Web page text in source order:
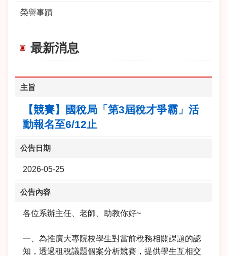
榮譽事蹟
最新消息
主旨
【競賽】國稅局「第3屆稅才爭霸」活
動報名至6/12止
公告日期
2026-05-25
公告內容
各位系辦主任、老師、助教你好~
一、為推廣大專院校學生對當前稅務相關課題的認
知，透過租稅議題個案分析競賽，提供學生互相交